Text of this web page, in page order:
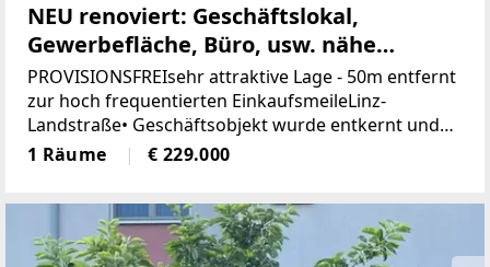
NEU renoviert: Geschäftslokal,
Gewerbefläche, Büro, usw. nähe
Landstrasse-Linz (Provisionsfrei)
PROVISIONSFREIsehr attraktive Lage - 50m entfernt
zur hoch frequentierten EinkaufsmeileLinz-
Landstraße• Geschäftsobjekt wurde entkernt und
generalsaniert• Klimatisiert (Klimaanlage)• neue
Böden, neue Heizkörper•
1 Räume € 229.000